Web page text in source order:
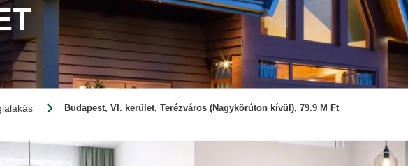
Budapest, VI. kerület, Terézváros (Nagykörúton kívül), 79.9 M Ft